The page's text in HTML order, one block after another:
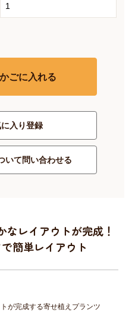
ごに入れる
入り登録
いて問い合わせる
レイアウトが完成！
簡単レイアウト
が完成する寄せ植えプランツ